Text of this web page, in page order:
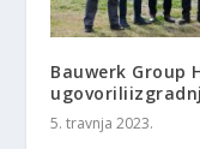
Bauwerk Group
5. travnja 2023.